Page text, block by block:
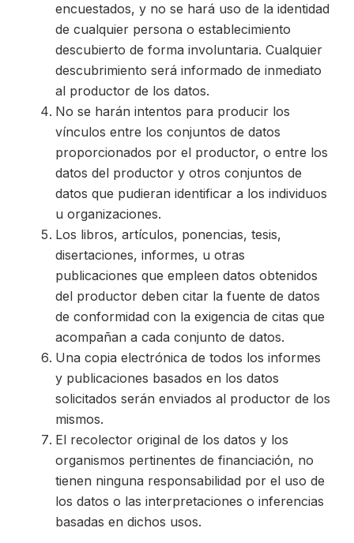
encuestados, y no se hará uso de la identidad
de cualquier persona o establecimiento
descubierto de forma involuntaria. Cualquier
descubrimiento será informado de inmediato
al productor de los datos.
No se harán intentos para producir los
vínculos entre los conjuntos de datos
proporcionados por el productor, o entre los
datos del productor y otros conjuntos de
datos que pudieran identificar a los individuos
u organizaciones.
Los libros, artículos, ponencias, tesis,
disertaciones, informes, u otras
publicaciones que empleen datos obtenidos
del productor deben citar la fuente de datos
de conformidad con la exigencia de citas que
acompañan a cada conjunto de datos.
Una copia electrónica de todos los informes
y publicaciones basados en los datos
solicitados serán enviados al productor de los
mismos.
El recolector original de los datos y los
organismos pertinentes de financiación, no
tienen ninguna responsabilidad por el uso de
los datos o las interpretaciones o inferencias
basadas en dichos usos.